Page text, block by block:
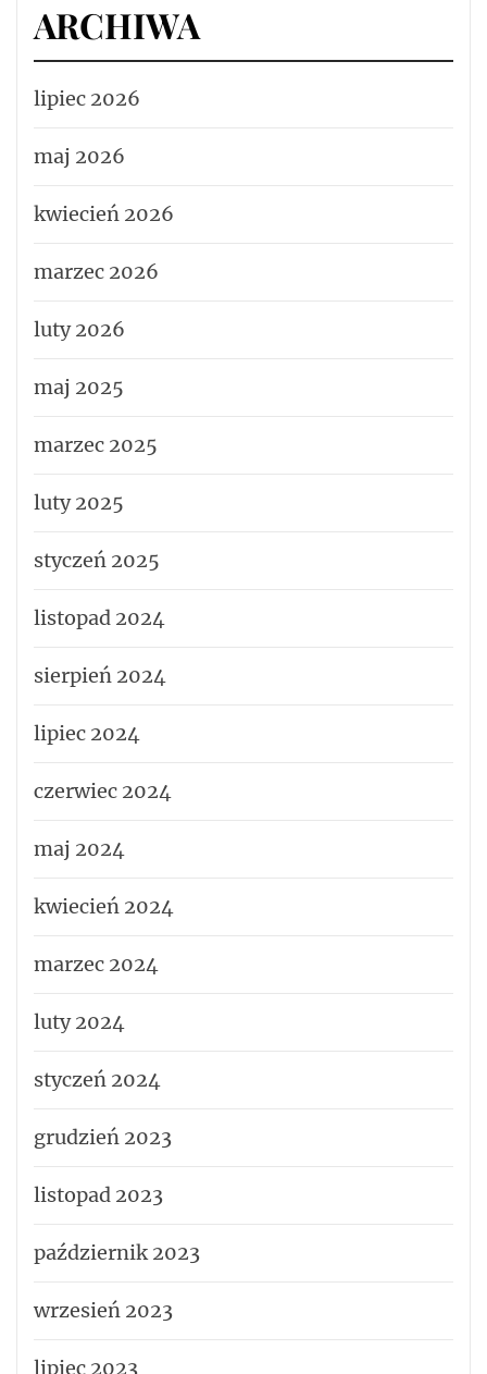
ARCHIWA
lipiec 2026
maj 2026
kwiecień 2026
marzec 2026
luty 2026
maj 2025
marzec 2025
luty 2025
styczeń 2025
listopad 2024
sierpień 2024
lipiec 2024
czerwiec 2024
maj 2024
kwiecień 2024
marzec 2024
luty 2024
styczeń 2024
grudzień 2023
listopad 2023
październik 2023
wrzesień 2023
lipiec 2023